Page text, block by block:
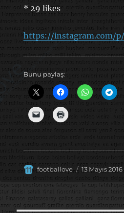
* 29 likes
https://instagram.com/p/
Bunu paylaş:
Yazar
footballove
Yayın
tarihi
13 Mayıs 2016